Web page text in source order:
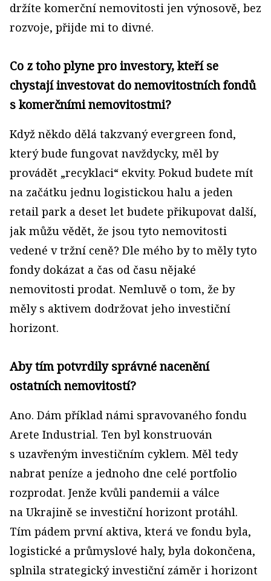
držíte komerční nemovitosti jen výnosově, bez
rozvoje, přijde mi to divné.
Co z toho plyne pro investory, kteří se
chystají investovat do nemovitostních fondů
s komerčními nemovitostmi?
Když někdo dělá takzvaný evergreen fond,
který bude fungovat navždycky, měl by
provádět „recyklaci“ ekvity. Pokud budete mít
na začátku jednu logistickou halu a jeden
retail park a deset let budete přikupovat další,
jak můžu vědět, že jsou tyto nemovitosti
vedené v tržní ceně? Dle mého by to měly tyto
fondy dokázat a čas od času nějaké
nemovitosti prodat. Nemluvě o tom, že by
měly s aktivem dodržovat jeho investiční
horizont.
Aby tím potvrdily správné nacenění
ostatních nemovitostí?
Ano. Dám příklad námi spravovaného fondu
Arete Industrial. Ten byl konstruován
s uzavřeným investičním cyklem. Měl tedy
nabrat peníze a jednoho dne celé portfolio
rozprodat. Jenže kvůli pandemii a válce
na Ukrajině se investiční horizont protáhl.
Tím pádem první aktiva, která ve fondu byla,
logistické a průmyslové haly, byla dokončena,
splnila strategický investiční záměr i horizont